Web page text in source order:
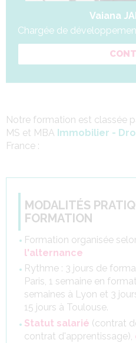
Vaiana
Chargée de
Notre formation est classée
MS et MBA Immobilier -
France :
MODALITÉS
FORMATION
Formation organisée
l'alternance
Rythme : 3 jours de
Paris, 1 semaine en
semaines à Lyon et 3
15 jours à Toulouse.
Statut salarié (contrat
contrat d'apprentissage),